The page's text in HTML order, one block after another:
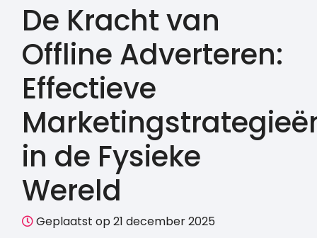
De Kracht van
Offline Adverteren:
Effectieve
in de Fysieke
Wereld
Geplaatst op 21 december 2025